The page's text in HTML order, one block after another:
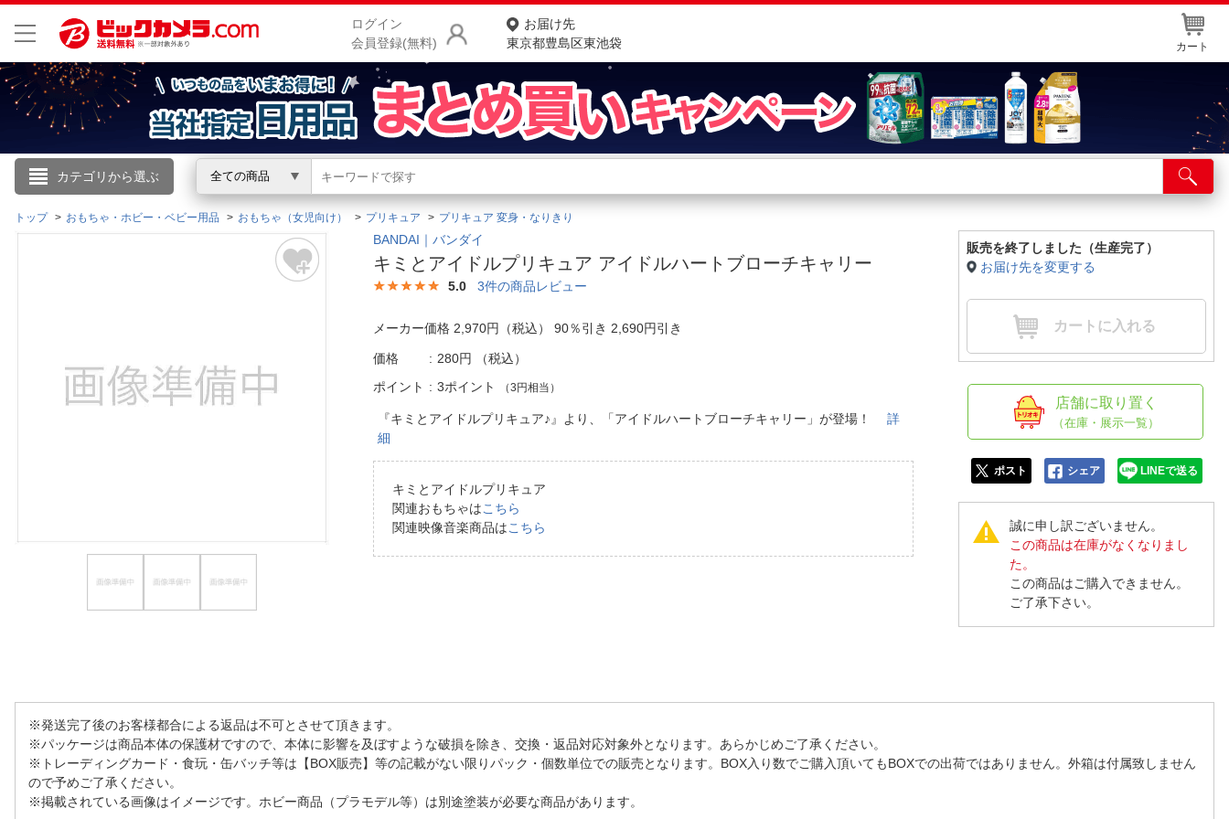
ログイン
会員登録(無料)
お届け先
東京都豊島区東池袋
カート
カテゴリから選ぶ 全ての商品
こんにちは
ログイン
閲覧履歴
商品をさがす
ランキングからさがす
カテゴリ一覧からさがす
お客様サポート
ご利用ガイド
よくある質問・お問合せ
店舗サービス
ネット取り置き
店舗情報・店舗一覧
法人窓口
トップ おもちゃ・ホビー・ベビー用品 おもちゃ（女児向け） プリキュア プリキュア 変身・なりきり
BANDAI｜バンダイ
キミとアイドルプリキュア アイドルハートブローチキャリー
5.0 3件の商品レビュー
メーカー価格 2,970円（税込） 90％引き 2,690円引き
価格 280円
（税込）
ポイント
3ポイント （3円相当）
『キミとアイドルプリキュア♪』より、「アイドルハートブローチキャリー」が登場！詳
細
キミとアイドルプリキュア
関連おもちゃはこちら
関連映像音楽商品はこちら
販売を終了しました（生産完了）
お届け先を変更する
カートに入れる
店舗に取り置く
（在庫・展示一覧）
ポスト シェア LINEで送る
誠に申し訳ございません。
この商品は在庫がなくなりまし
た。
この商品はご購入できません。
ご了承下さい。
※発送完了後のお客様都合による返品は不可とさせて頂きます。
※パッケージは商品本体の保護材ですので、本体に影響を及ぼすような破損を除き、交換・返品対応対象外となります。あらかじめご了承ください。
※トレーディングカード・食玩・缶バッチ等は【BOX販売】等の記載がない限りパック・個数単位での販売となります。BOX入り数でご購入頂いてもBOXでの出荷ではありません。外箱は付属致しません
ので予めご了承ください。
※掲載されている画像はイメージです。ホビー商品（プラモデル等）は別途塗装が必要な商品があります。